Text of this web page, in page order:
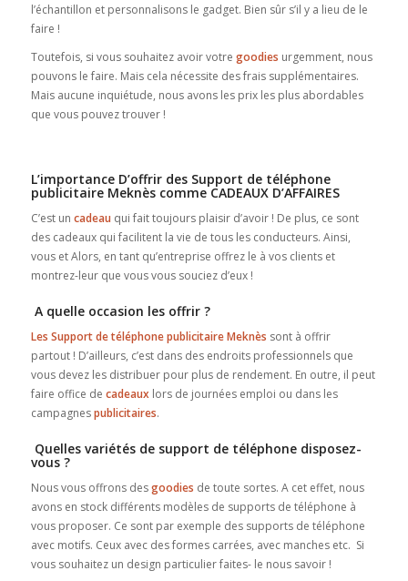
l’échantillon et personnalisons le gadget. Bien sûr s’il y a lieu de le
faire !
Toutefois, si vous souhaitez avoir votre goodies urgemment, nous
pouvons le faire. Mais cela nécessite des frais supplémentaires.
Mais aucune inquiétude, nous avons les prix les plus abordables
que vous pouvez trouver !
L’importance D’offrir des Support de téléphone
publicitaire Meknès comme CADEAUX D’AFFAIRES
C’est un cadeau qui fait toujours plaisir d’avoir ! De plus, ce sont
des cadeaux qui facilitent la vie de tous les conducteurs. Ainsi,
vous et Alors, en tant qu’entreprise offrez le à vos clients et
montrez-leur que vous vous souciez d’eux !
A quelle occasion les offrir ?
Les Support de téléphone publicitaire Meknès sont à offrir
partout ! D’ailleurs, c’est dans des endroits professionnels que
vous devez les distribuer pour plus de rendement. En outre, il peut
faire office de cadeauxlors de journées emploi ou dans les
campagnespublicitaires.
Quelles variétés de support de téléphone disposez-
vous ?
Nous vous offrons desgoodies de toute sortes. A cet effet, nous
avons en stock différents modèles de supports de téléphone à
vous proposer. Ce sont par exemple des supports de téléphone
avec motifs. Ceux avec des formes carrées, avec manches etc. Si
vous souhaitez un design particulier faites- le nous savoir !